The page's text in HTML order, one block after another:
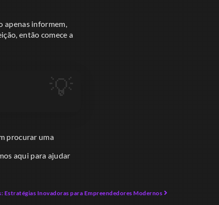
apenas informem,
então comece a
procurar uma
aqui para ajudar
Estratégias Inovadoras para Empreendedores Modernos